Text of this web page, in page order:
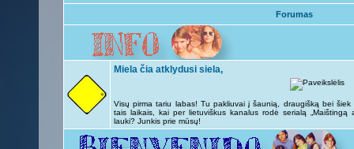
Forumas
Miela čia atklydusi siela,
Visų pirma tariu labas! Tu pakliuvai į šaunią, draugišką bei
tais laikais, kai per lietuviškus kanalus rodė serialą „Maištingą
lauki? Junkis prie mūsų!